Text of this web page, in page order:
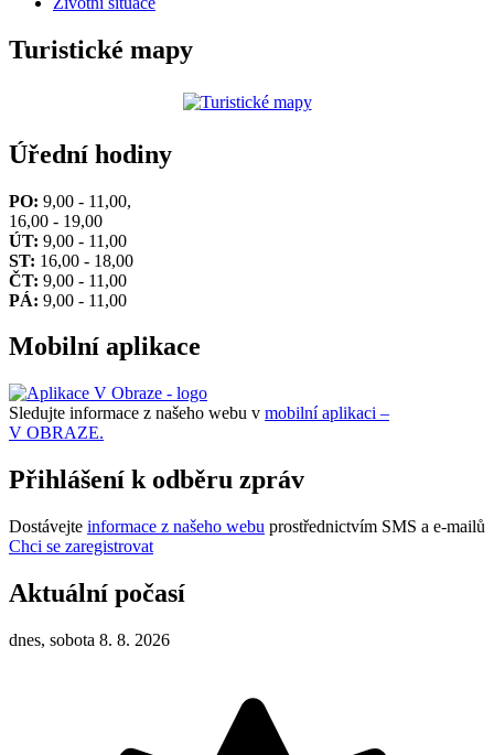
Turistické mapy
Úřední hodiny
PO: 9,00 - 11,00,
16,00 - 19,00
ÚT: 9,00 - 11,00
ST: 16,00 - 18,00
ČT: 9,00 - 11,00
PÁ: 9,00 - 11,00
Mobilní aplikace
Sledujte informace z našeho webu v mobilní aplikaci –
V OBRAZE.
Přihlášení k odběru zpráv
Dostávejte informace z našeho webu prostřednictvím SMS a e-mailů
Chci se zaregistrovat
Aktuální počasí
dnes, sobota 8. 8. 2026